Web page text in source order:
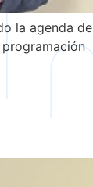
la agenda de